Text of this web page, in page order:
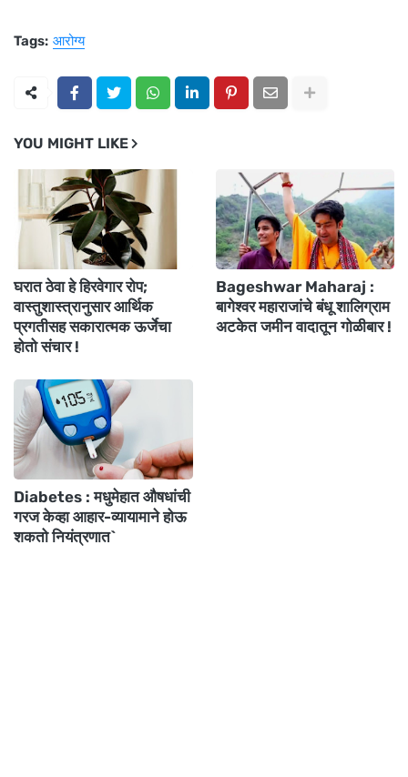
Tags: आरोग्य
YOU MIGHT LIKE
घरात ठेवा हे हिरवेगार रोप;
वास्तुशास्त्रानुसार आर्थिक
प्रगतीसह सकारात्मक ऊर्जेचा
होतो संचार !
Bageshwar Maharaj :
बागेश्वर महाराजांचे बंधू शालिग्राम
अटकेत जमीन वादातून गोळीबार !
Diabetes : मधुमेहात औषधांची
गरज केव्हा आहार-व्यायामाने होऊ
शकतो नियंत्रणात`